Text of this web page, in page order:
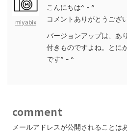
miyabix
こんにちは^ - ^
コメントありがとうござ
バージョンアップは、あ
付きものですよね。とに
です^ - ^
comment
メールアドレスが公開されることは